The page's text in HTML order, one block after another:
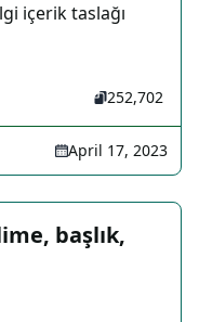
içerik taslağı
252,702
April 17, 2023
başlık,